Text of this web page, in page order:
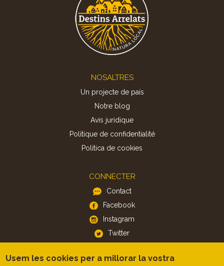
NOSALTRES
Un projecte de país
Notre blog
Avis juridique
Politique de confidentialité
Politica de cookies
CONNECTER
Contact
Facebook
Instagram
Twitter
APP
Usem les cookies per a millorar la vostra